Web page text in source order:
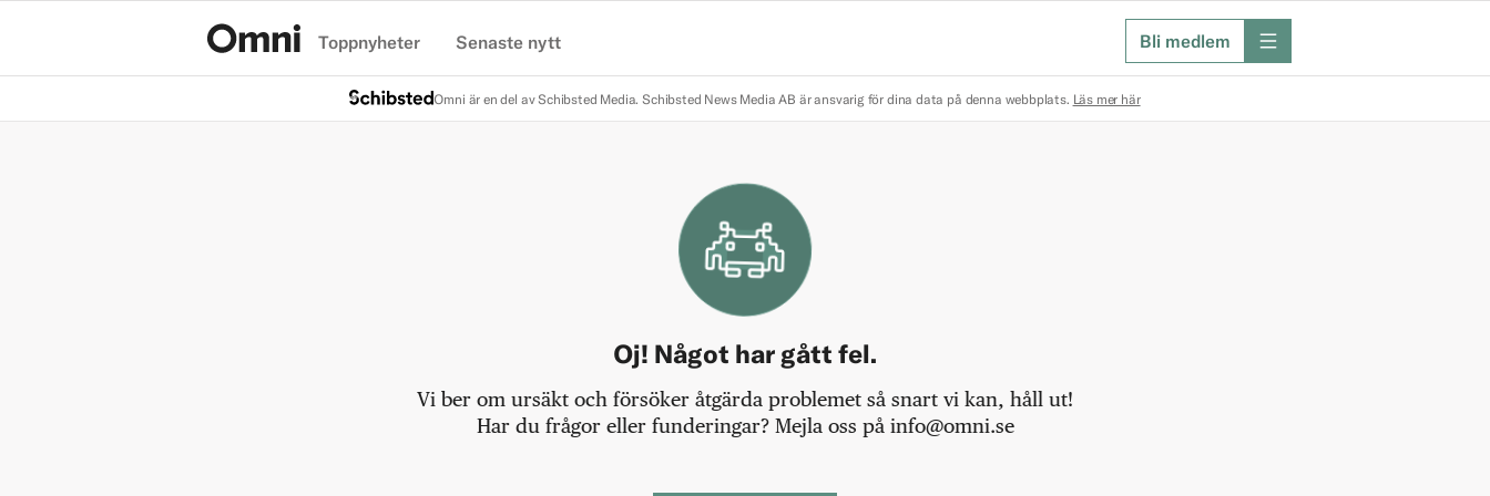
Toppnyheter Senaste nytt Bli medlem meny
Omni är en del av Schibsted Media. Schibsted News Media AB är ansvarig för dina data på denna webbplats. Läs mer här
Oj! Något har gått fel.
Vi ber om ursäkt och försöker åtgärda problemet så snart vi kan, håll ut!
Har du frågor eller funderingar? Mejla oss på info@omni.se